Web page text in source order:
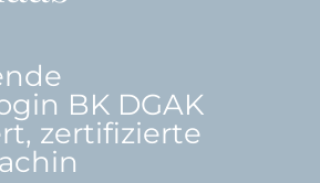
BK DGAK
zertifizierte